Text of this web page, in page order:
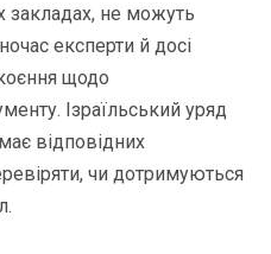
закладах, не можуть
експерти й досі
щодо
Ізраїльський уряд
відповідних
чи дотримуються